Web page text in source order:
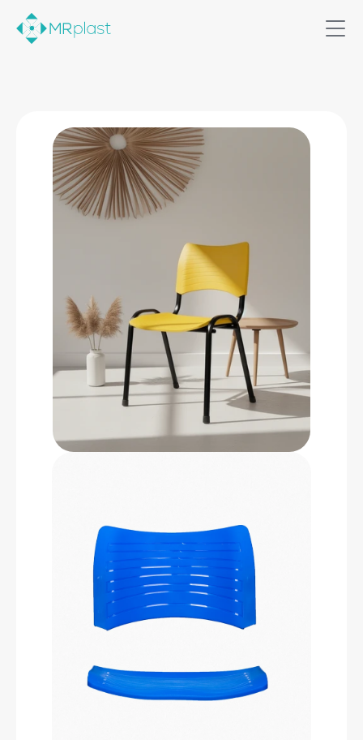
Produtos
Quem somos
Contato
Comercial